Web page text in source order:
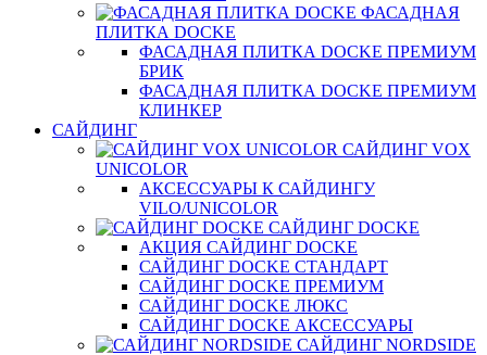
ФАСАДНАЯ
ПЛИТКА DOCKE
ФАСАДНАЯ ПЛИТКА DOCKE ПРЕМИУМ
БРИК
ФАСАДНАЯ ПЛИТКА DOCKE ПРЕМИУМ
КЛИНКЕР
САЙДИНГ
САЙДИНГ VOX
UNICOLOR
АКСЕССУАРЫ К САЙДИНГУ
VILO/UNICOLOR
САЙДИНГ DOCKE
АКЦИЯ САЙДИНГ DOCKE
САЙДИНГ DOCKE СТАНДАРТ
САЙДИНГ DOCKE ПРЕМИУМ
САЙДИНГ DOCKE ЛЮКС
САЙДИНГ DOCKE АКСЕССУАРЫ
САЙДИНГ NORDSIDE